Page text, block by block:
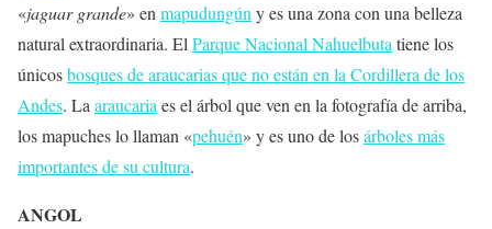
«jaguar grande» en mapudungún y es una zona con una belleza
natural extraordinaria. El Parque Nacional Nahuelbuta tiene los
únicosbosques de araucarias que no están en la Cordillera de los
Andes. La araucaria es el árbol que ven en la fotografía de arriba,
los mapuches lo llaman «pehuén» y es uno de losárboles más
importantes de su cultura.
ANGOL